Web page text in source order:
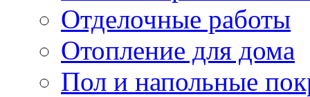
Отделочные работы
Отопление для дома
Пол и напольные